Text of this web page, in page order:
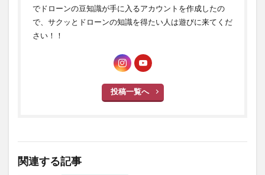
でドローンの豆知識が手に入るアカウントを作成したの
で、サクッとドローンの知識を得たい人は遊びに来てくだ
さい！！
投稿一覧へ
関連する記事